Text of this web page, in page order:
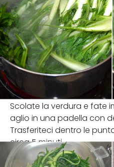
Scolate la verdura e fate
aglio in una padella con
Trasferiteci dentro le
circa 5 minuti.